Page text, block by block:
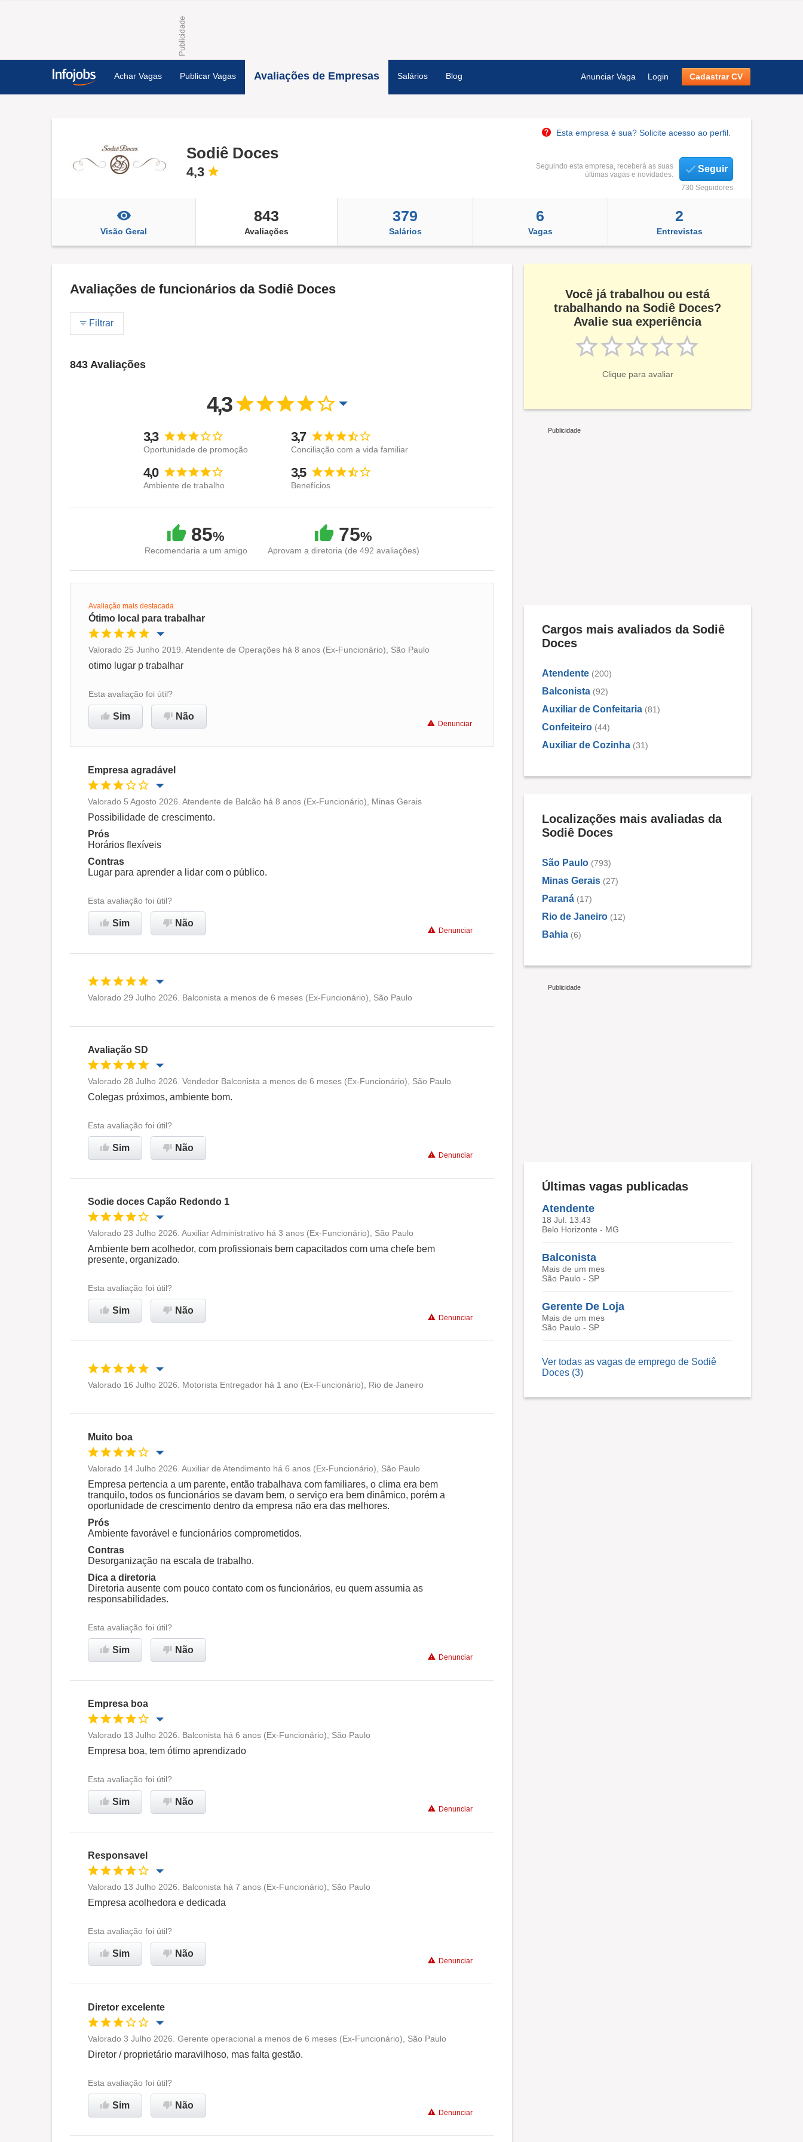
Achar Vagas Publicar Vagas Avaliações de Empresas Salários Blog Anunciar Vaga Login Cadastrar CV
Esta empresa é sua? Solicite acesso ao perfil.
Sodiê Doces
4,3
Seguindo esta empresa, receberá as suas
últimas vagas e novidades.
Seguir
730 Seguidores
Visão Geral
843
Avaliações
379
Salários
6
Vagas
2
Entrevistas
Avaliações de funcionários da Sodiê Doces
Filtrar
843 Avaliações
4,3
3,3
Oportunidade de promoção
3,7
Conciliação com a vida familiar
4,0
Ambiente de trabalho
3,5
Benefícios
85%
Recomendaria a um amigo
75%
Aprovam a diretoria (de 492 avaliações)
Avaliação mais destacada
Ótimo local para trabalhar
Oportunidade de promoção
Ambiente de trabalho
Recomenda esta empresa
Valorado 25 Junho 2019. Atendente de Operações há 8 anos (Ex-Funcionário), São Paulo
otimo lugar p trabalhar
Esta avaliação foi útil?
Sim Não
Denunciar
Empresa agradável
Oportunidade de promoção
Ambiente de trabalho
Não recomenda esta
Valorado 5 Agosto 2026. Atendente de Balcão há 8 anos (Ex-Funcionário), Minas Gerais
Possibilidade de crescimento.
Prós
Horários flexíveis
Contras
Lugar para aprender a lidar com o público.
Esta avaliação foi útil?
Sim Não
Denunciar
Valorado 29 Julho 2026. Balconista a menos de 6 meses (Ex-Funcionário), São Paulo
Avaliação SD
Oportunidade de promoção
Ambiente de trabalho
Recomenda esta empresa
Valorado 28 Julho 2026. Vendedor Balconista a menos de 6 meses (Ex-Funcionário), São Paulo
Colegas próximos, ambiente bom.
Esta avaliação foi útil?
Sim Não
Denunciar
Sodie doces Capão Redondo 1
Oportunidade de promoção Conciliação com a vida familiar
Não recomenda esta
empresa
Valorado 23 Julho 2026. Auxiliar Administrativo há 3 anos (Ex-Funcionário), São Paulo
Ambiente bem acolhedor, com profissionais bem capacitados com uma chefe bem
presente, organizado.
Esta avaliação foi útil?
Sim Não
Denunciar
Valorado 16 Julho 2026. Motorista Entregador há 1 ano (Ex-Funcionário), Rio de Janeiro
Muito boa
Oportunidade de promoção
Ambiente de trabalho
Conciliação com a vida familiar
Benefícios
Valorado 14 Julho 2026. Auxiliar de Atendimento há 6 anos (Ex-Funcionário), São Paulo
Empresa pertencia a um parente, então trabalhava com familiares, o clima era bem
tranquilo, todos os funcionários se davam bem, o serviço era bem dinâmico, porém a
oportunidade de crescimento dentro da empresa não era das melhores.
Prós
Ambiente favorável e funcionários comprometidos.
Contras
Desorganização na escala de trabalho.
Dica a diretoria
Diretoria ausente com pouco contato com os funcionários, eu quem assumia as
responsabilidades.
Esta avaliação foi útil?
Sim Não
Denunciar
Empresa boa
Oportunidade de promoção
Ambiente de trabalho
Recomenda esta empresa
Valorado 13 Julho 2026. Balconista há 6 anos (Ex-Funcionário), São Paulo
Empresa boa, tem ótimo aprendizado
Esta avaliação foi útil?
Sim Não
Denunciar
Responsavel
Oportunidade de promoção
Ambiente de trabalho
Recomenda esta empresa
Valorado 13 Julho 2026. Balconista há 7 anos (Ex-Funcionário), São Paulo
Empresa acolhedora e dedicada
Esta avaliação foi útil?
Sim Não
Denunciar
Diretor excelente
Oportunidade de promoção
Ambiente de trabalho
Conciliação com a vida familiar
Recomenda esta empresa
Valorado 3 Julho 2026. Gerente operacional a menos de 6 meses (Ex-Funcionário), São Paulo
Diretor / proprietário maravilhoso, mas falta gestão.
Esta avaliação foi útil?
Sim Não
Denunciar
Você já trabalhou ou está
trabalhando na Sodiê Doces?
Avalie sua experiência
Clique para avaliar
Cargos mais avaliados da Sodiê
Doces
Atendente (200)
Balconista (92)
Auxiliar de Confeitaria (81)
Confeiteiro (44)
Auxiliar de Cozinha (31)
Localizações mais avaliadas da
Sodiê Doces
São Paulo (793)
Minas Gerais (27)
Paraná (17)
Rio de Janeiro (12)
Bahia (6)
Últimas vagas publicadas
Atendente
18 Jul. 13:43
Belo Horizonte - MG
Balconista
Mais de um mes
São Paulo - SP
Gerente De Loja
Mais de um mes
São Paulo - SP
Ver todas as vagas de emprego de Sodiê
Doces (3)